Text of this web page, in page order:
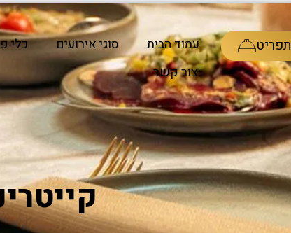
תפריט עמוד הבית סוגי אירועים כלי
צור קשר